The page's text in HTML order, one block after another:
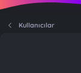
Kullanıcılar